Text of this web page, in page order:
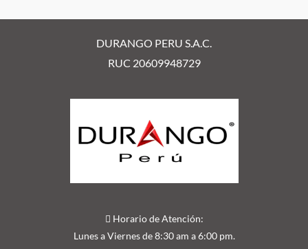
DURANGO PERU S.A.C.
RUC 20609948729
Horario de Atención:
Lunes a Viernes de 8:30 am a 6:00 pm.